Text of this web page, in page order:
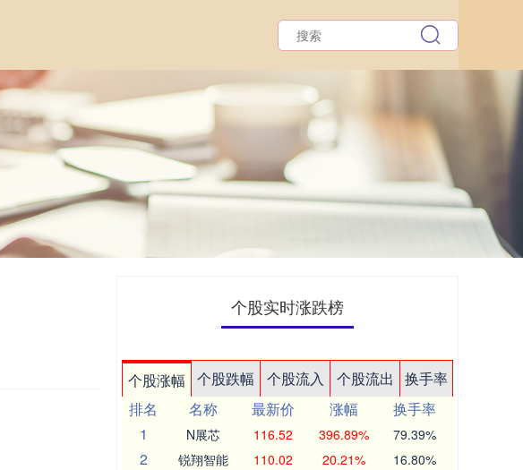
个股实时涨跌榜
个股涨幅 个股跌幅 个股流入 个股流出
换手率
排名
名称 最新价 涨幅
换手率
1
N展芯 116.52 396.89% 79.39%
2 锐翔智能 110.02 20.21% 16.80%